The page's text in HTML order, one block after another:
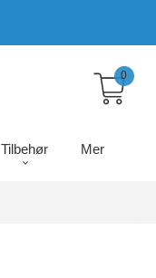
Tilbehør Mer
0